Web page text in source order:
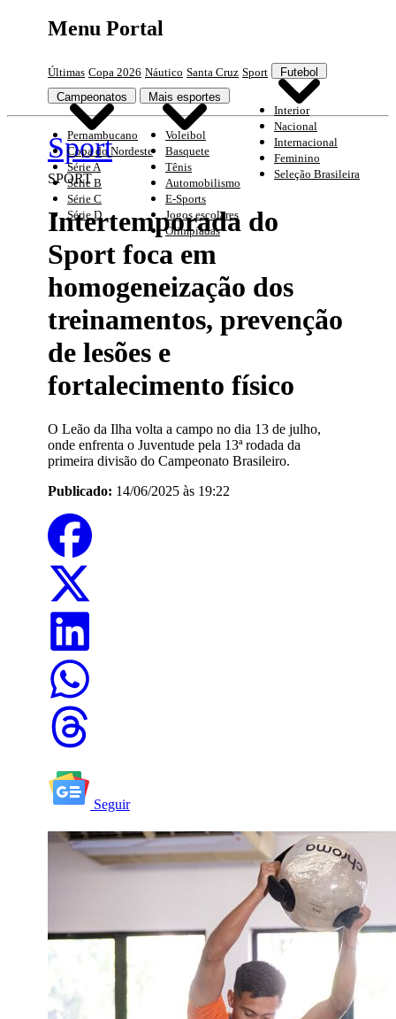
Menu Portal
Últimas Copa 2026 Náutico Santa Cruz Sport Futebol
Interior
Nacional
Internacional
Feminino
Seleção Brasileira
Campeonatos
Pernambucano
Copa do Nordeste
Série A
Série B
Série C
Série D
Mais esportes
Voleibol
Basquete
Tênis
Automobilismo
E-Sports
Jogos escolares
Olimpíadas
Sport
SPORT
Intertemporada do
Sport foca em
homogeneização dos
treinamentos, prevenção
de lesões e
fortalecimento físico
O Leão da Ilha volta a campo no dia 13 de julho,
onde enfrenta o Juventude pela 13ª rodada da
primeira divisão do Campeonato Brasileiro.
Publicado: 14/06/2025 às 19:22
Seguir